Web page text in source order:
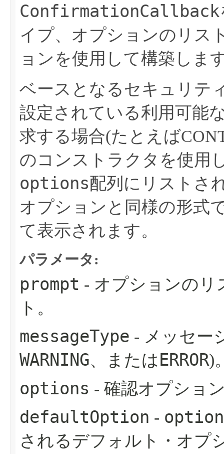
ConfirmationCallback
イプ、オプションのリス
ョンを使用して構築しま
ベースとなるセキュリテ
設定されている利用可能
求する場合(たとえば
のコンストラクタを使用
options配列にリストさ
オプションと同様の形式
て表示されます。
パラメータ:
prompt - オプションのリ
ト。
messageType - メッセー
WARNING、またはERROR)
options - 確認オプショ
defaultOption -
されるデフォルト・オプ